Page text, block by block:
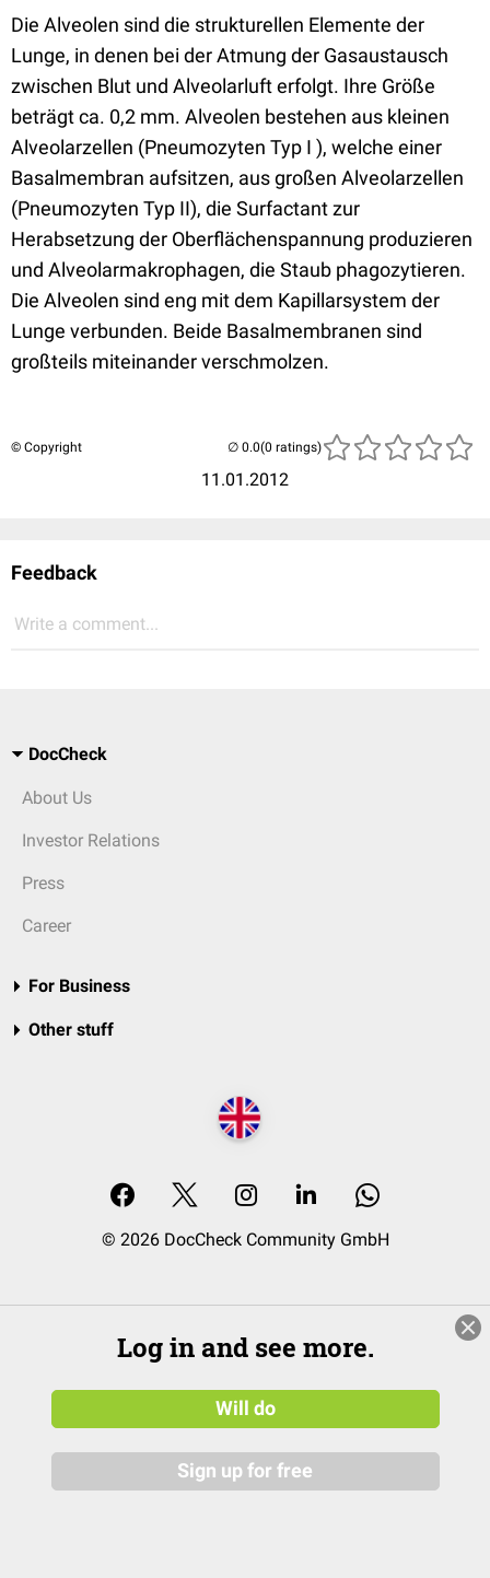
Die Alveolen sind die strukturellen Elemente der
Lunge, in denen bei der Atmung der Gasaustausch
zwischen Blut und Alveolarluft erfolgt. Ihre Größe
beträgt ca. 0,2 mm. Alveolen bestehen aus kleinen
Alveolarzellen (Pneumozyten Typ I ), welche einer
Basalmembran aufsitzen, aus großen Alveolarzellen
(Pneumozyten Typ II), die Surfactant zur
Herabsetzung der Oberflächenspannung produzieren
und Alveolarmakrophagen, die Staub phagozytieren.
Die Alveolen sind eng mit dem Kapillarsystem der
Lunge verbunden. Beide Basalmembranen sind
großteils miteinander verschmolzen.
© Copyright
11.01.2012
(0 ratings)
Feedback
Write a comment...
DocCheck
About Us
Investor Relations
Press
Career
For Business
Other stuff
© 2026 DocCheck Community GmbH
Log in and see more.
Will do
Sign up for free